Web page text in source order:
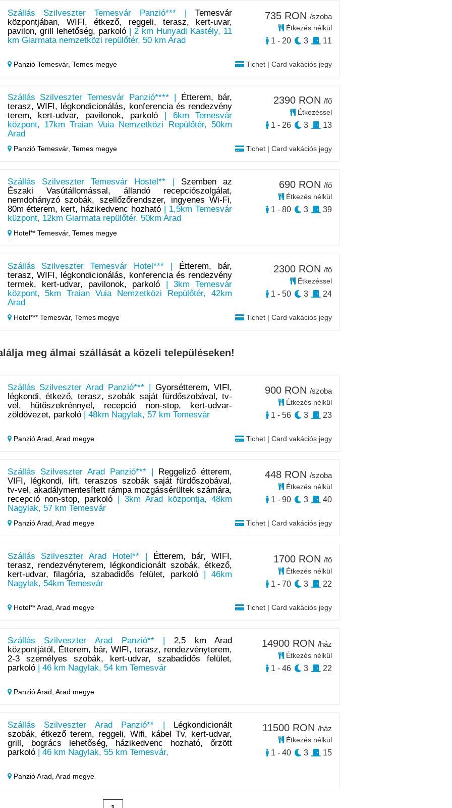
Szállás Szilveszter Temesvár Panzió*** |Temesvár
központjában, WIFI, étkező, reggeli, terasz, kert-uvar,
pavilon, grill lehetőség, parkoló| 2 km Hunyadi Kastély, 11
km Giarmata nemzetközi repülőtér, 50 km Arad
Panzió Temesvár, Temes megye Tichet | Card vakációs jegy
735 RON /szoba
Étkezés nélkül
1 - 20 3 11
Szállás Szilveszter Temesvár Panzió**** |
Étterem, bár,
terasz, WIFI, légkondicionálás, konferencia és rendezvény
terem, kert-udvar, pavilonok, parkoló| 6km Temesvár
központ, 17km Traian Vuia Nemzetközi Repülőtér, 50km
Arad
Panzió Temesvár, Temes megye Tichet | Card vakációs jegy
2390 RON /fő
Étkezéssel
1 - 26 3 13
Szállás Szilveszter Temesvár Hostel** | Szemben az
Északi Vasútállomással, állandó recepciószolgálat,
nemdohányzó szobák, szellőzőrendszer, ingyenes Wi-Fi,
80m étterem, kert, házikedvenc hozható | 1,5km Temesvár
küzpont, 12km Giarmata repülőtér, 50km Arad
Hotel** Temesvár, Temes megye
690 RON /fő
Étkezés nélkül
1 - 80 3 39
Szállás Szilveszter Temesvár Hotel*** |
Étterem, bár,
terasz, WIFI, légkondicionálás, konferencia és rendezvény
termek, kert-udvar, pavilonok, parkoló | 3km Temesvár
központ, 5km Traian Vuia Nemzetközi Repülőtér, 42km
Arad
Hotel*** Temesvár, Temes megye Tichet | Card vakációs jegy
2300 RON /fő
Étkezéssel
1 - 50 3 24
meg álmai szállását a közeli településeken!
Szállás Szilveszter Arad Panzió*** | Gyorsétterem, VIFI,
légkondi, étkező, terasz, szobák saját fürdőszobával, tv-
vel, hűtőszekrénnyel, recepció non-stop, kert-udvar-
zöldövezet, parkoló| 48km Nagylak, 57 km Temesvár
Panzió Arad, Arad megye Tichet | Card vakációs jegy
900 RON /szoba
Étkezés nélkül
1 - 56 3 23
Szállás Szilveszter Arad Panzió*** |
Reggeliző étterem,
VIFI, légkondi, lift, teraszos szobák saját fürdőszobával,
tv-vel, akadálymentesített rámpa mozgássérültek számára,
recepció non-stop, parkoló | 3km Arad központja, 48km
Nagylak, 57 km Temesvár
Panzió Arad, Arad megye Tichet | Card vakációs jegy
448 RON /szoba
Étkezés nélkül
1 - 90 3 40
Szállás Szilveszter Arad Hotel** |
Étterem, bár, WIFI,
terasz, rendezvényterem, légkondicionált szobák, étkező,
kert-udvar, filagória, szabadidős felület, parkoló | 46km
Nagylak, 54km Temesvár
Hotel** Arad, Arad megye Tichet | Card vakációs jegy
1700 RON /fő
Étkezés nélkül
1 - 70 3 22
Szállás Szilveszter Arad Panzió** |2,5 km Arad
központjától, Étterem, bár, WIFI, terasz, rendezvényterem,
2-3 személyes szobák, kert-udvar, szabadidős felület,
parkoló| 46 km Nagylak, 54 km Temesvár
Panzió Arad, Arad megye
14900 RON /ház
Étkezés nélkül
1 - 46 3 22
Szállás Szilveszter Arad Panzió** |
Légkondicionált
szobák, étkező terem, reggeli, Wifi, kábel Tv, kert-udvar,
grill, bogrács lehetőség, házikedvenc hozható, őrzött
parkoló| 46 km Nagylak, 55 km Temesvár,
Panzió Arad, Arad megye
11500 RON /ház
Étkezés nélkül
1 - 40 3 15